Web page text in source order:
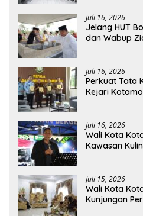
Juli 16, 2026
Jelang HUT
dan Wabup
Juli 16, 2026
Perkuat Tata
Kejari
Juli 16, 2026
Wali Kota
Kawasan
Juli 15, 2026
Wali Kota
Kunjungan